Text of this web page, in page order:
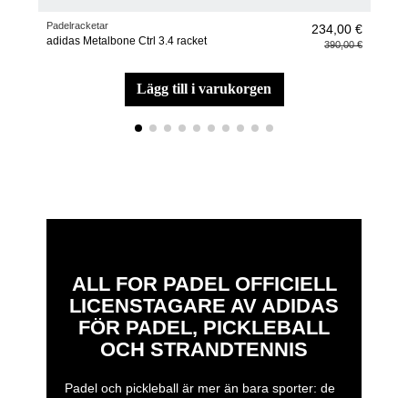
Padelracketar
adidas Metalbone Ctrl 3.4 racket
234,00 €
390,00 €
lägg till i varukorgen
ALL FOR PADEL OFFICIELL
LICENSTAGARE AV ADIDAS
FÖR PADEL, PICKLEBALL
OCH STRANDTENNIS
Padel och pickleball är mer än bara sporter: de